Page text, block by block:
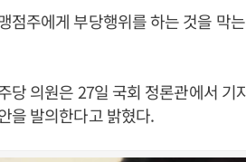
점주에게 부당행위를 하는 것을 막
당 의원은 27일 국회 정론관에서
을 발의한다고 밝혔다.